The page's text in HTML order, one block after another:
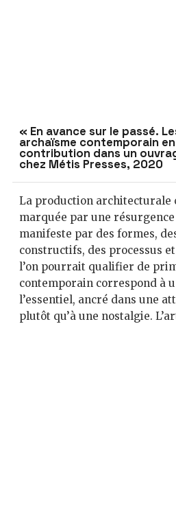
« En avance sur le passé.
archaïsme contemporain
contribution dans un
chez Métis Presses, 2020
La production architecturale
marquée par une
manifeste par des formes,
constructifs, des processus
l’on pourrait qualifier de
contemporain correspond à
l’essentiel, ancré dans une
plutôt qu’à une nostalgie.